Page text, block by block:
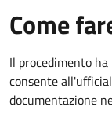
Come
Il procedimento
consente
documentazione